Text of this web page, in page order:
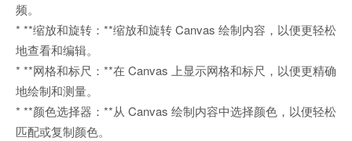
频。
* **缩放和旋转：**缩放和旋转 Canvas 绘制内容，以便更轻松
地查看和编辑。
* **网格和标尺：**在 Canvas 上显示网格和标尺，以便更精确
地绘制和测量。
* **颜色选择器：**从 Canvas 绘制内容中选择颜色，以便轻松
匹配或复制颜色。